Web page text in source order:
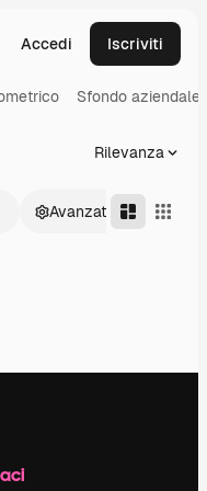
Accedi Iscriviti
Sfondo aziendale
Rilevanza
Avanzate